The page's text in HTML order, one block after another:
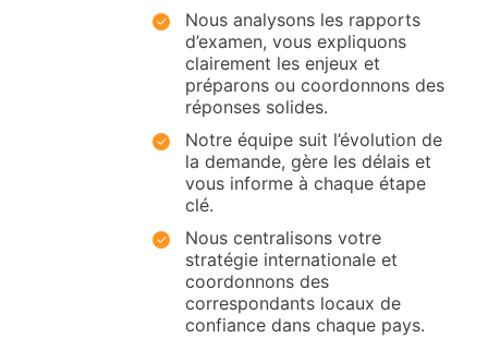
Nous analysons les rapports
d’examen, vous expliquons
clairement les enjeux et
préparons ou coordonnons des
réponses solides.
Notre équipe suit l’évolution de
la demande, gère les délais et
vous informe à chaque étape
clé.
Nous centralisons votre
stratégie internationale et
coordonnons des
correspondants locaux de
confiance dans chaque pays.